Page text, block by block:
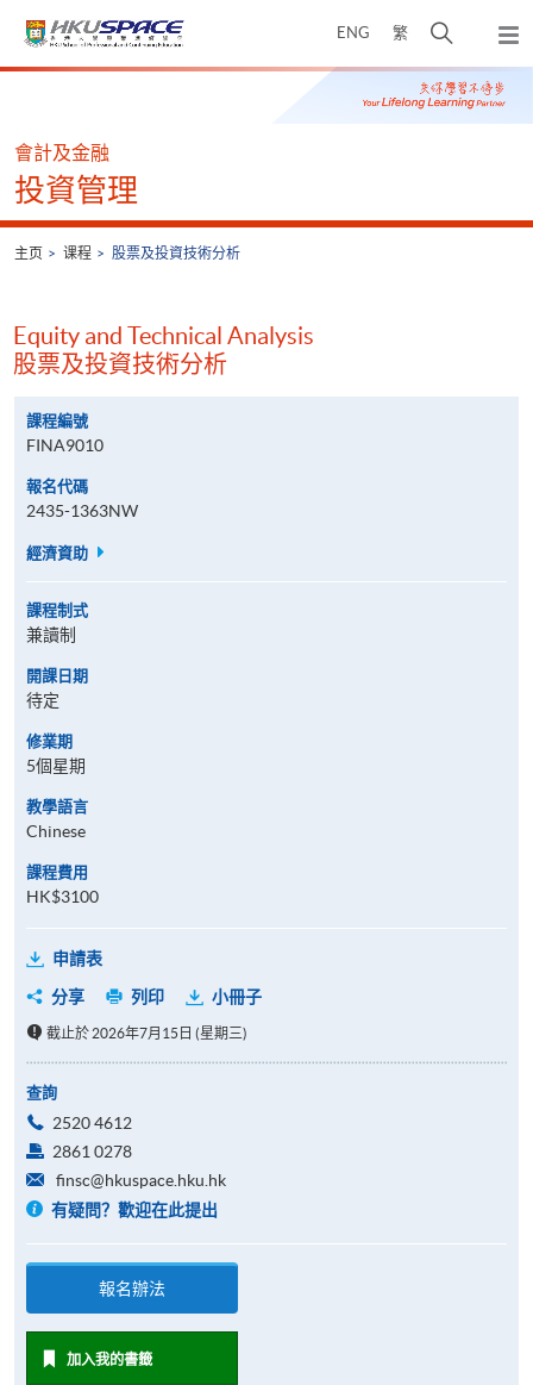
ENG 繁
开
搜
寻
弹
出
主
Main
會計及金融
投資管理
主页 课程 股票及投資技術分析
Equity and Technical Analysis
股票及投資技術分析
課程編號
FINA9010
報名代碼
2435-1363NW
經濟資助
課程制式
兼讀制
開課日期
待定
修業期
5個星期
教學語言
Chinese
課程費用
HK$3100
申請表
分享
列印 小冊子
截止於 2026年7月15日 (星期三)
查詢
2520 4612
2861 0278
finsc@hkuspace.hku.hk
有疑問？歡迎在此提出
報名辦法
加入我的書籤